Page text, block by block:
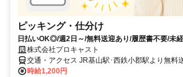
ピッキング・仕分け
日払いOK◎/週2日～/無料送迎あり/履歴書不要/未
株式会社プロキャスト
交通・アクセス JR基山駅･西鉄小郡駅より無料
時給1,200円